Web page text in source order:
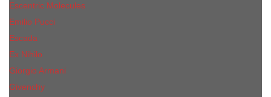
Escentric Molecules
Emilio Pucci
Escada
Ex Nihilo
Giorgio Armani
Givenchy